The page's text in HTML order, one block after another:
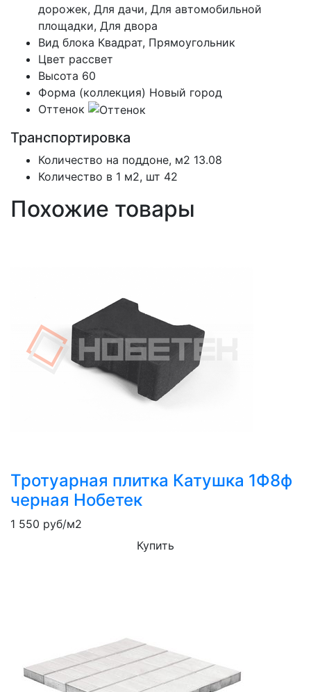
дорожек, Для дачи, Для автомобильной
площадки, Для двора
Вид блока Квадрат, Прямоугольник
Цвет рассвет
Высота 60
Форма (коллекция) Новый город
Оттенок
Транспортировка
Количество на поддоне, м2 13.08
Количество в 1 м2, шт 42
Похожие товары
Тротуарная плитка Катушка 1Ф8ф
черная Нобетек
1 550 руб/м2
Купить